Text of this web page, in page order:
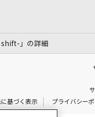
」の詳細
基づく表示
プライバシー